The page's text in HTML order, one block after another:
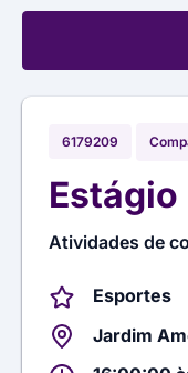
6179209
Estágio
Atividades de
Esportes
Jardim